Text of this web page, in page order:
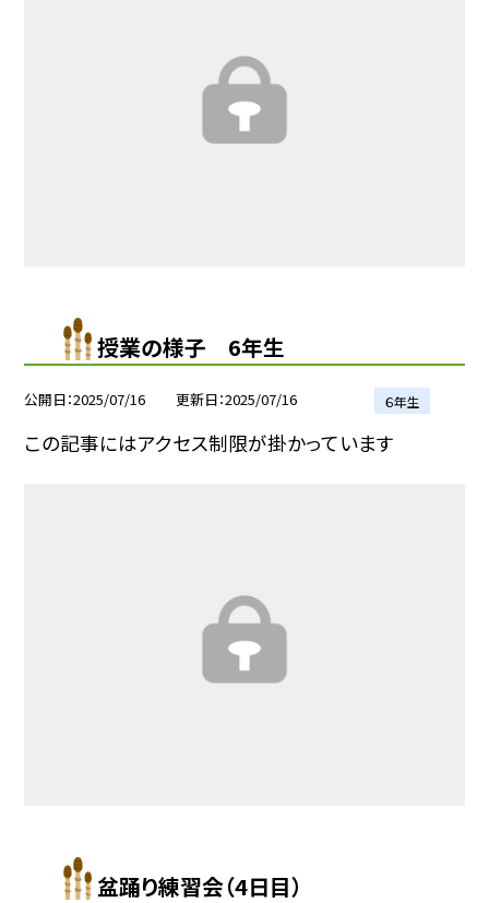
授業の様子 6年生
公開日 2025/07/16 更新日 2025/07/16 ６年生
この記事にはアクセス制限が掛かっています
盆踊り練習会（4日目）